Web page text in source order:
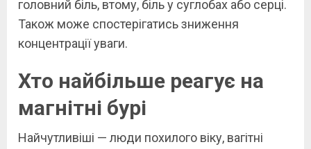
головний біль, втому, біль у суглобах або серці.
Також може спостерігатись зниження
концентрації уваги.
Хто найбільше реагує на
магнітні бурі
Найчутливіші — люди похилого віку, вагітні